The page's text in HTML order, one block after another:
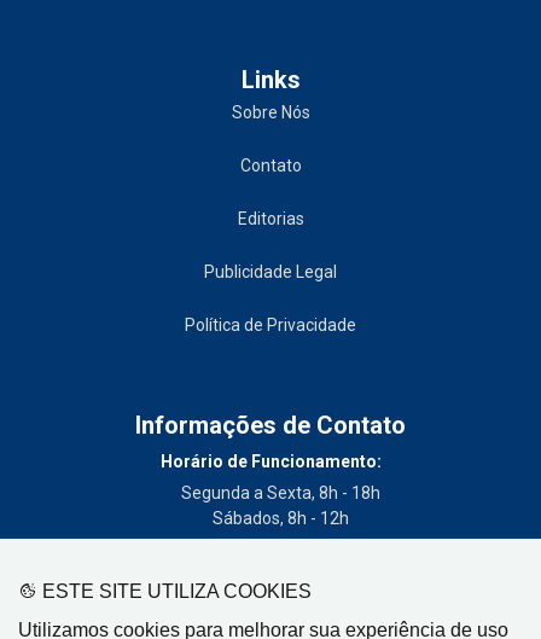
ESTE SITE UTILIZA COOKIES
Utilizamos cookies para melhorar sua experiência de uso
Links
Sobre Nós
Contato
Editorias
Publicidade Legal
Política de Privacidade
Informações de Contato
Horário de Funcionamento:
Segunda a Sexta, 8h - 18h
Sábados, 8h - 12h
(19) 3404-3700
Circulação: